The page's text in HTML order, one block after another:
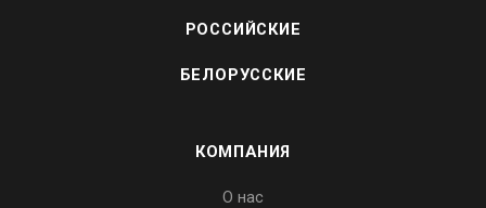
РОССИЙСКИЕ
БЕЛОРУССКИЕ
КОМПАНИЯ
О нас